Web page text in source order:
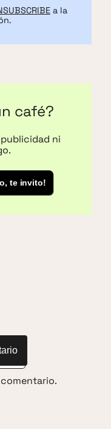
a la
café?
ni
te invito!